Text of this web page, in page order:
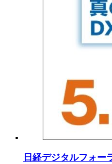
日経デジタルフォ